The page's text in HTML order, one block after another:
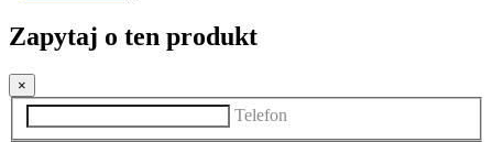
Zapytaj o ten produkt
×
Telefon